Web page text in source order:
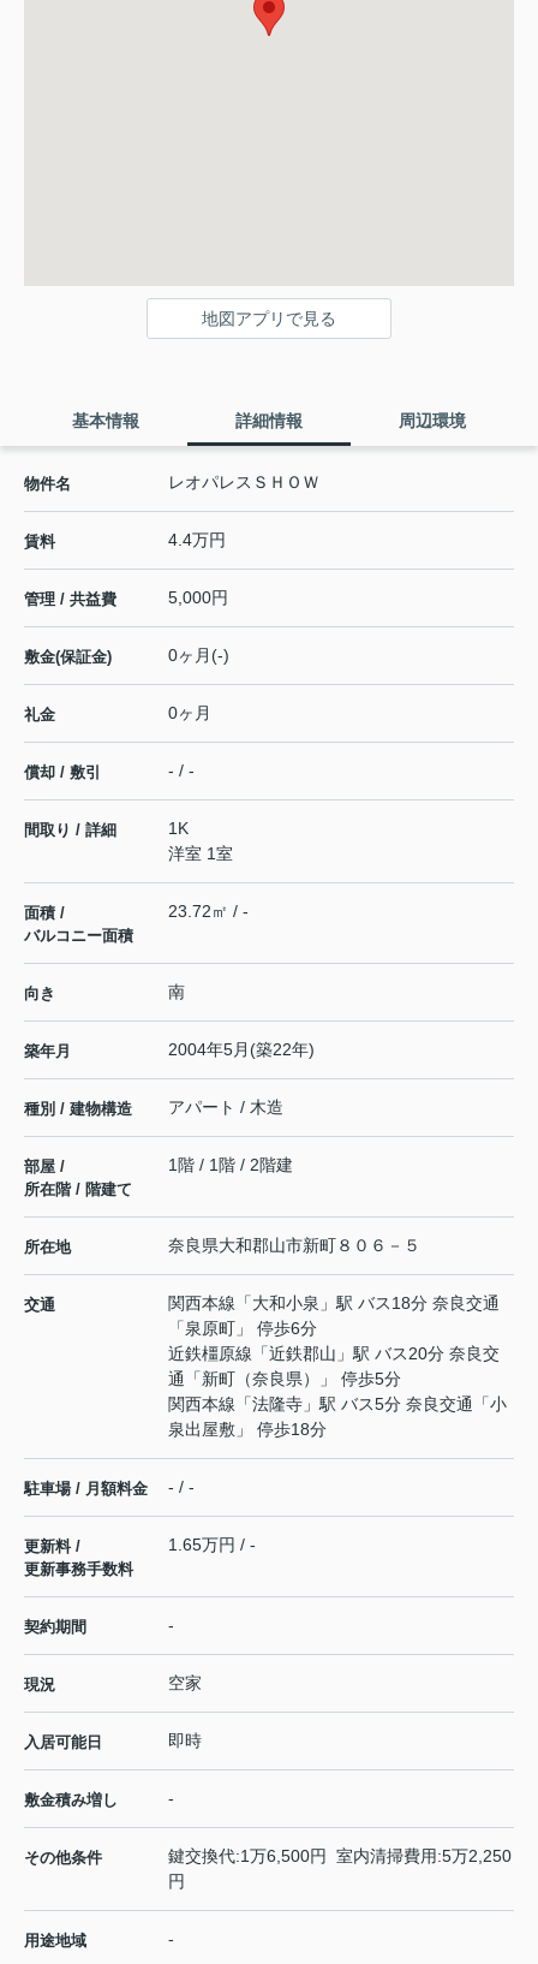
地図アプリで見る
基本情報 詳細情報 周辺環境
物件名 レオパレスＳＨＯＷ
賃料 4.4万円
管理 / 共益費 5,000円
敷金(保証金) 0ヶ月(-)
礼金 0ヶ月
償却 / 敷引 - / -
間取り / 詳細
1K
洋室 1室
面積 /
バルコニー面積
23.72㎡ / -
向き 南
築年月 2004年5月(築22年)
種別 / 建物構造 アパート / 木造
部屋 /
所在階 / 階建て
1階 / 1階 / 2階建
所在地 奈良県大和郡山市新町８０６－５
交通 関西本線 「大和小泉 」駅 バス18分 奈良交通
「泉原町」 停歩6分
近鉄橿原線 「近鉄郡山 」駅 バス20分 奈良交
通「新町（奈良県）」 停歩5分
関西本線 「法隆寺 」駅 バス5分 奈良交通「小
泉出屋敷」 停歩18分
駐車場 / 月額料金 - / -
更新料 /
更新事務手数料
1.65万円 / -
契約期間 -
現況 空家
入居可能日 即時
敷金積み増し -
その他条件
鍵交換代:1万6,500円 室内清掃費用:5万2,250
円
用途地域 -